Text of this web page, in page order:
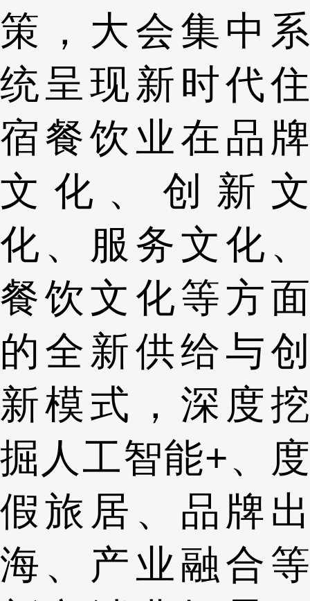
策，大会集中系
统呈现新时代住
宿餐饮业在品牌
文化、创新文
化、服务文化、
餐饮文化等方面
的全新供给与创
新模式，深度挖
掘人工智能+、度
假旅居、品牌出
海、产业融合等